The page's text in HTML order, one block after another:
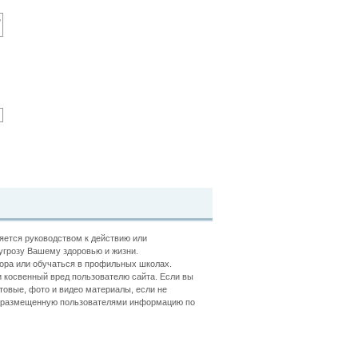
руководством к действию или
Вашему здоровью и жизни.
или обучаться в профильных школах.
вред пользователю сайта. Если вы
фото и видео материалы, если не
размещенную пользователями информацию по